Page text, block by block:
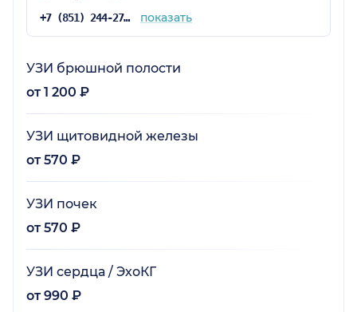
+7 (851) 244-27-27 показать
УЗИ брюшной полости
от 1 200 ₽
УЗИ щитовидной железы
от 570 ₽
УЗИ почек
от 570 ₽
УЗИ сердца / ЭхоКГ
от 990 ₽